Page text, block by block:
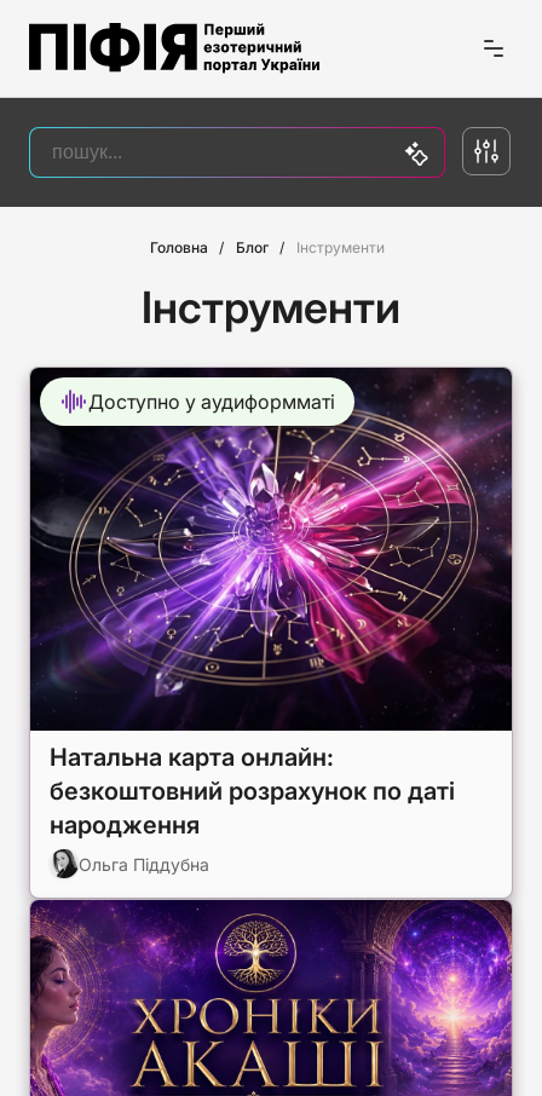
Головна Блог Інструменти
Інструменти
Доступно у аудиформматі
Натальна карта онлайн:
безкоштовний розрахунок по даті
народження
Ольга Піддубна